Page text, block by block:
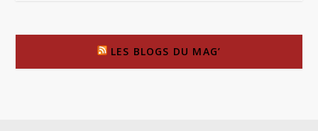
LES BLOGS DU MAG’